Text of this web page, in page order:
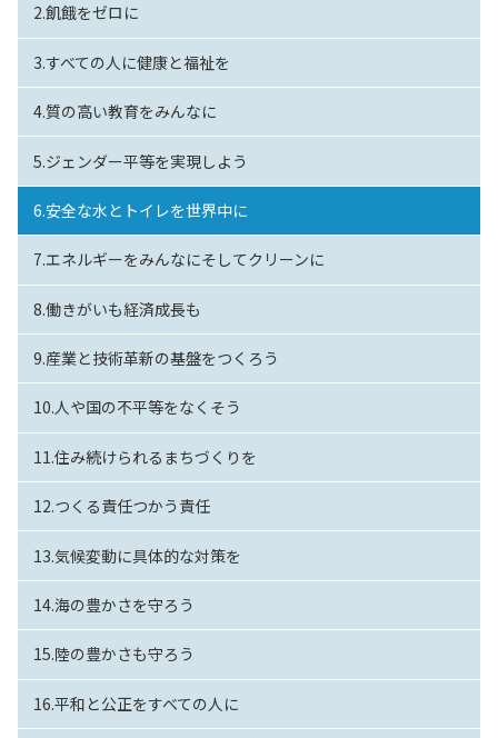
2.飢餓をゼロに
3.すべての人に健康と福祉を
4.質の高い教育をみんなに
5.ジェンダー平等を実現しよう
6.安全な水とトイレを世界中に
7.エネルギーをみんなにそしてクリーンに
8.働きがいも経済成長も
9.産業と技術革新の基盤をつくろう
10.人や国の不平等をなくそう
11.住み続けられるまちづくりを
12.つくる責任つかう責任
13.気候変動に具体的な対策を
14.海の豊かさを守ろう
15.陸の豊かさも守ろう
16.平和と公正をすべての人に